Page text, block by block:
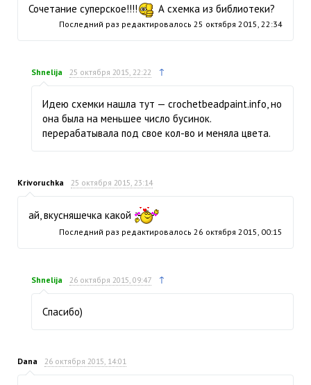
Сочетание суперское!!!! А схемка из библиотеки?
Последний раз редактировалось 25 октября 2015, 22:34
Shnelija 25 октября 2015, 22:22 ↑
Идею схемки нашла тут — crochetbeadpaint.info, но
она была на меньшее число бусинок.
перерабатывала под свое кол-во и меняла цвета.
Krivoruchka 25 октября 2015, 23:14
ай, вкусняшечка какой
Последний раз редактировалось 26 октября 2015, 00:15
Shnelija 26 октября 2015, 09:47 ↑
Спасибо)
Dana 26 октября 2015, 14:01